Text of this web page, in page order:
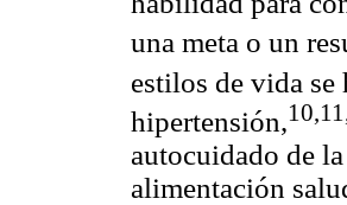
una meta o un
estilos de vida se
hipertensión,
autocuidado de
alimentación